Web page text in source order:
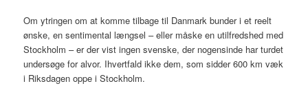
Om ytringen om at komme tilbage til Danmark bunder i et reelt
ønske, en sentimental længsel – eller måske en utilfredshed med
Stockholm – er der vist ingen svenske, der nogensinde har turdet
undersøge for alvor. Ihvertfald ikke dem, som sidder 600 km væk
i Riksdagen oppe i Stockholm.